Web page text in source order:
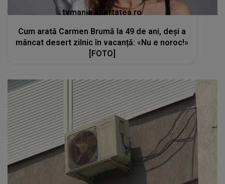
kanald2.ro
VIDEOTeama de Legionella îi determină pe
români să renunțe la aerul condiționat în plină
caniculă